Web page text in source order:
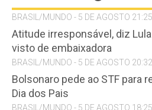
BRASIL/MUNDO - 5 DE AGOSTO 21:25
Atitude irresponsável, diz
visto de embaixadora
BRASIL/MUNDO - 5 DE AGOSTO 20:32
Bolsonaro pede ao STF para
Dia dos Pais
BRASIL/MUNDO - 5 DE AGOSTO 18:25